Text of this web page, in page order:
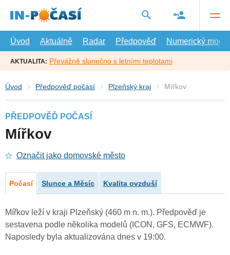
hlavní
Úvod
Aktuálně Radar Předpověď Numerický model
AKTUALITA: Převážně slunečno s letními teplotami
Úvod Předpověď počasí Plzeňský kraj Mířkov
PŘEDPOVĚĎ POČASÍ
Mířkov
Označit jako domovské město
Počasí Slunce a Měsíc Kvalita ovzduší
Mířkov leží v kraji Plzeňský (460 m n. m.). Předpověď je
sestavena podle několika modelů (ICON, GFS, ECMWF).
Naposledy byla aktualizována dnes v 19:00.